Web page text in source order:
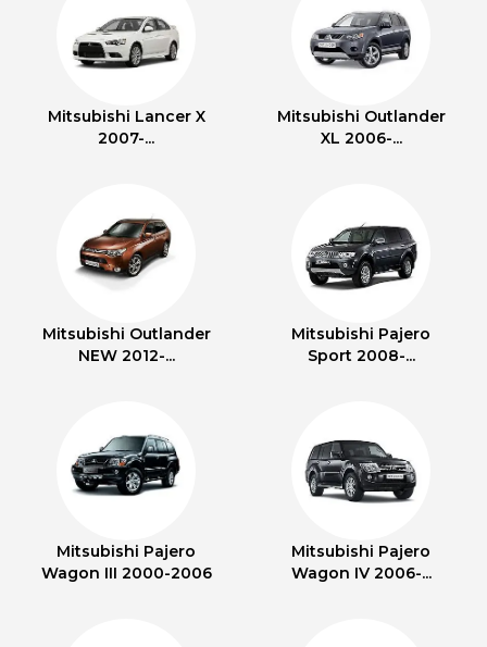
Mitsubishi Lancer X
2007-...
Mitsubishi Outlander
XL 2006-...
Mitsubishi Outlander
NEW 2012-...
Mitsubishi Pajero
Sport 2008-...
Mitsubishi Pajero
Wagon III 2000-2006
Mitsubishi Pajero
Wagon IV 2006-...